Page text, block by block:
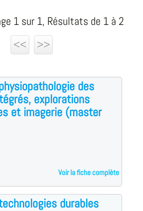
1 sur 1, Résultats de 1 à 2
<<
>>
des
explorations
et imagerie (master
Voir la fiche complète
durables